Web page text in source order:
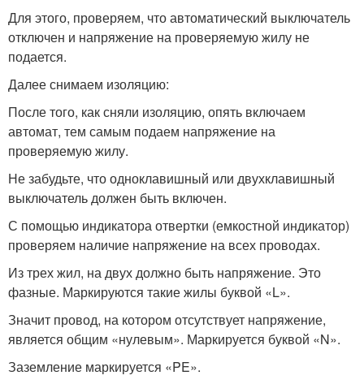
Для этого, проверяем, что автоматический выключатель
отключен и напряжение на проверяемую жилу не
подается.
Далее снимаем изоляцию:
После того, как сняли изоляцию, опять включаем
автомат, тем самым подаем напряжение на
проверяемую жилу.
Не забудьте, что одноклавишный или двухклавишный
выключатель должен быть включен.
С помощью индикатора отвертки (емкостной индикатор)
проверяем наличие напряжение на всех проводах.
Из трех жил, на двух должно быть напряжение. Это
фазные. Маркируются такие жилы буквой «L».
Значит провод, на котором отсутствует напряжение,
является общим «нулевым». Маркируется буквой «N».
Заземление маркируется «PE».